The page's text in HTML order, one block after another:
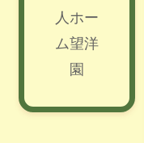
人ホー
ム望洋
園